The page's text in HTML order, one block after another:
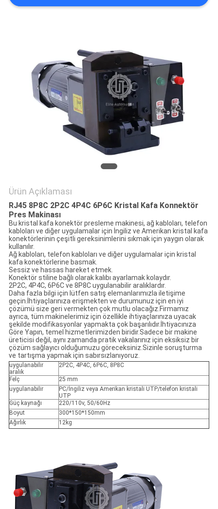
HARITASI
PRIVACY
Ürün Açıklaması
RJ45 8P8C 2P2C 4P4C 6P6C Kristal Kafa Konnektör
Pres Makinası
Bu kristal kafa konektör presleme makinesi, ağ kabloları, telefon
kabloları ve diğer uygulamalar için İngiliz ve Amerikan kristal kafa
konektörlerinin çeşitli gereksinimlerini sıkmak için yaygın olarak
kullanılır.
Ağ kabloları, telefon kabloları ve diğer uygulamalar için kristal
kafa konektörlerine basmak.
Sessiz ve hassas hareket etmek.
Konektör stiline bağlı olarak kalıbı ayarlamak kolaydır.
2P2C, 4P4C, 6P6C ve 8P8C uygulanabilir aralıklardır.
Daha fazla bilgi için lütfen satış elemanlarımızla iletişime
geçin.İhtiyaçlarınıza erişmekten ve durumunuz için en iyi
çözümü size geri vermekten çok mutlu olacağız.Firmamız
ayrıca, tüm makinelerimiz için özellikle ihtiyaçlarınıza uyacak
şekilde modifikasyonlar yapmakta çok başarılıdır.İhtiyacınıza
Göre Yapın, temel hizmetlerimizden biridir.Sadece bir makine
üreticisi değil, aynı zamanda pratik vakalarınız için eksiksiz bir
çözüm sağlayıcı olduğumuzu göreceksiniz.Sizinle soruşturma
ve tartışma yapmak için sabırsızlanıyoruz.
uygulanabilir
aralık
2P2C, 4P4C, 6P6C, 8P8C
Felç
25 mm
uygulanabilir
PC/İngiliz veya Amerikan kristali UTP/telefon kristali
UTP
Güç kaynağı
220/110v, 50/60Hz
Boyut
300*150*150mm
Ağırlık
12kg